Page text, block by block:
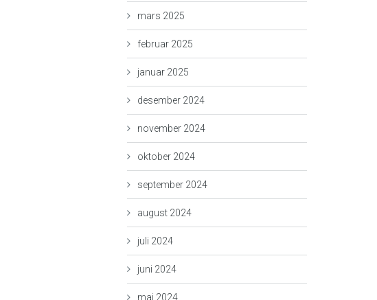
mars 2025
februar 2025
januar 2025
desember 2024
november 2024
oktober 2024
september 2024
august 2024
juli 2024
juni 2024
mai 2024